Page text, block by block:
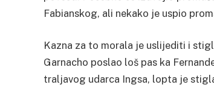
Fabianskog, ali nekako je uspio
Kazna za to morala je uslijediti i
Garnacho poslao loš pas ka
traljavog udarca Ingsa, lopta je